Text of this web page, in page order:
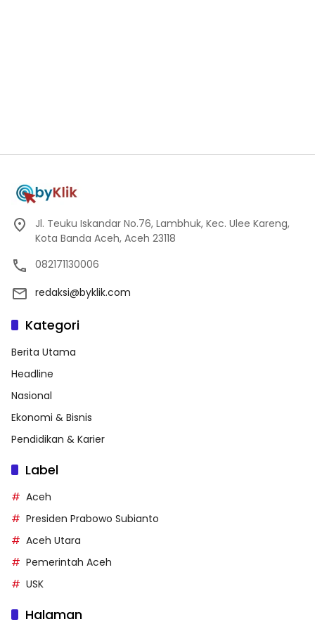
Jl. Teuku Iskandar No.76, Lambhuk, Kec. Ulee Kareng,
Kota Banda Aceh, Aceh 23118
082171130006
redaksi@byklik.com
Kategori
Berita Utama
Headline
Nasional
Ekonomi & Bisnis
Pendidikan & Karier
Label
Aceh
Presiden Prabowo Subianto
Aceh Utara
Pemerintah Aceh
USK
Halaman